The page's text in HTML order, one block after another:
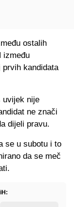
ostalih
između
prvih kandidata
uvijek nije
ne znači
dijeli pravu.
se u subotu i to
da se meč